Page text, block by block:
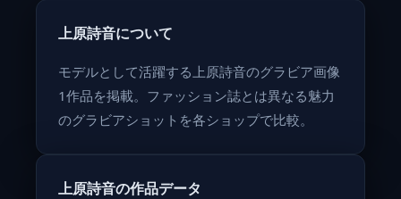
上原詩音について
モデルとして活躍する上原詩音のグラビア画像
1作品を掲載。ファッション誌とは異なる魅力
のグラビアショットを各ショップで比較。
上原詩音の作品データ